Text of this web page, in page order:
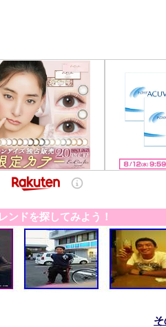
ンドを探してみよう！